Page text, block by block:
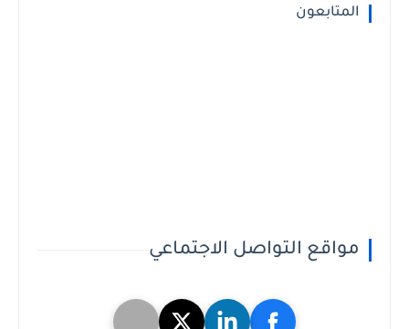
المتابعون
مواقع التواصل الاجتماعي